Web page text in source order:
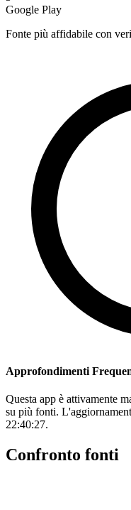
Google Play
Fonte più affidabile con
Approfondimenti
Questa app è attivamente
su più fonti.
22:40:27.
Confronto fonti